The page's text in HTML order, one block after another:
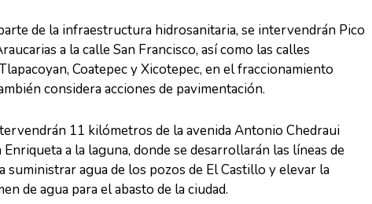
de la infraestructura hidrosanitaria, se intervendrán Pico
a la calle San Francisco, así como las calles
Coatepec y Xicotepec, en el fraccionamiento
considera acciones de pavimentación.
11 kilómetros de la avenida Antonio Chedraui
Enriqueta a la laguna, donde se desarrollarán las líneas de
suministrar agua de los pozos de El Castillo y elevar la
de agua para el abasto de la ciudad.